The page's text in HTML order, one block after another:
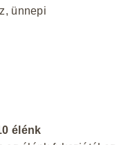
ünnepi
élénk